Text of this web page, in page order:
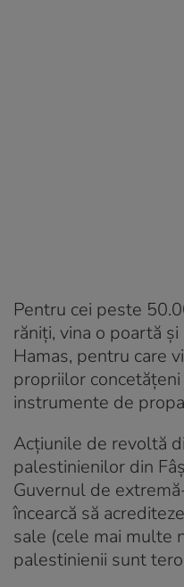
Pentru cei peste
răniţi, vina o poartă
Hamas, pentru care
propriilor
instrumente de
Acţiunile de revoltă
palestinienilor din
Guvernul de
încearcă să
sale (cele mai multe
palestinienii sunt